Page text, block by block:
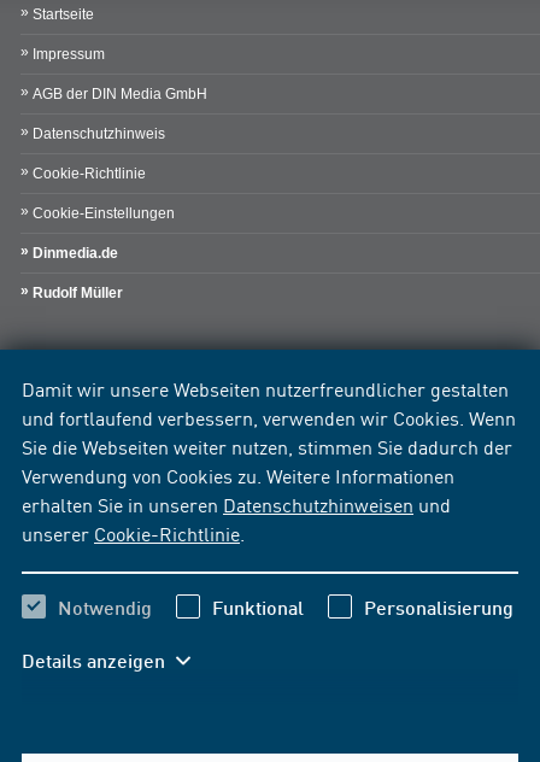
Damit wir unsere Webseiten nutzerfreundlicher gestalten
und fortlaufend verbessern, verwenden wir Cookies. Wenn
Sie die Webseiten weiter nutzen, stimmen Sie dadurch der
Verwendung von Cookies zu. Weitere Informationen
erhalten Sie in unseren Datenschutzhinweisen und
unserer Cookie-Richtlinie
Notwendig Funktional Personalisierung
Details anzeigen
Startseite
Impressum
AGB der DIN Media GmbH
Datenschutzhinweis
Cookie-Richtlinie
Cookie-Einstellungen
Dinmedia.de
Rudolf Müller